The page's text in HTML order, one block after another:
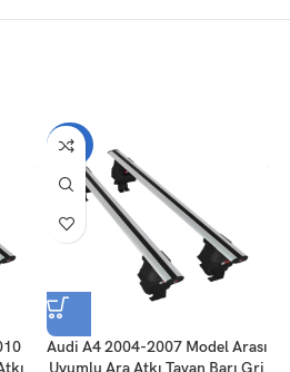
-20%
Audi A4 2004-2007 Model Arası